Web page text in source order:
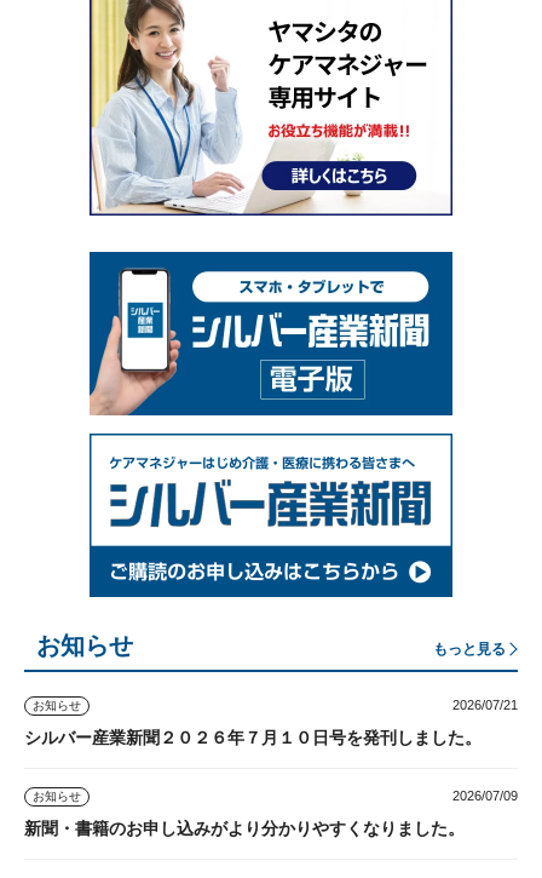
お知らせ もっと見る
お知らせ 2026/07/21
シルバー産業新聞２０２６年７月１０日号を発刊しました。
お知らせ 2026/07/09
新聞・書籍のお申し込みがより分かりやすくなりました。